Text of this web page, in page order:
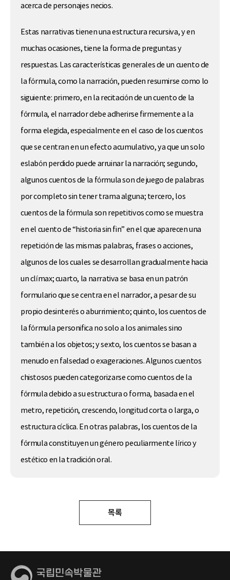
acerca de personajes necios.
Estas narrativas tienen una estructura recursiva, y en
muchas ocasiones, tiene la forma de preguntas y
respuestas. Las características generales de un cuento de
la fórmula, como la narración, pueden resumirse como lo
siguiente: primero, en la recitación de un cuento de la
fórmula, el narrador debe adherirse firmemente a la
forma elegida, especialmente en el caso de los cuentos
que se centran en un efecto acumulativo, ya que un solo
eslabón perdido puede arruinar la narración; segundo,
algunos cuentos de la fórmula son de juego de palabras
por completo sin tener trama alguna; tercero, los
cuentos de la fórmula son repetitivos como se muestra
en el cuento de “historia sin fin” en el que aparecen una
repetición de las mismas palabras, frases o acciones,
algunos de los cuales se desarrollan gradualmente hacia
un clímax; cuarto, la narrativa se basa en un patrón
formulario que se centra en el narrador, a pesar de su
propio desinterés o aburrimiento; quinto, los cuentos de
la fórmula personifica no solo a los animales sino
también a los objetos; y sexto, los cuentos se basan a
menudo en falsedad o exageraciones. Algunos cuentos
chistosos pueden categorizarse como cuentos de la
fórmula debido a su estructura o forma, basada en el
metro, repetición, crescendo, longitud corta o larga, o
estructura cíclica. En otras palabras, los cuentos de la
fórmula constituyen un género peculiarmente lírico y
estético en la tradición oral.
목록